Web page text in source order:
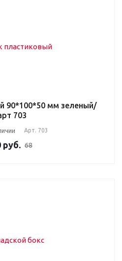
90*100*50 мм зеленый/
703
Арт. 703
руб. 68